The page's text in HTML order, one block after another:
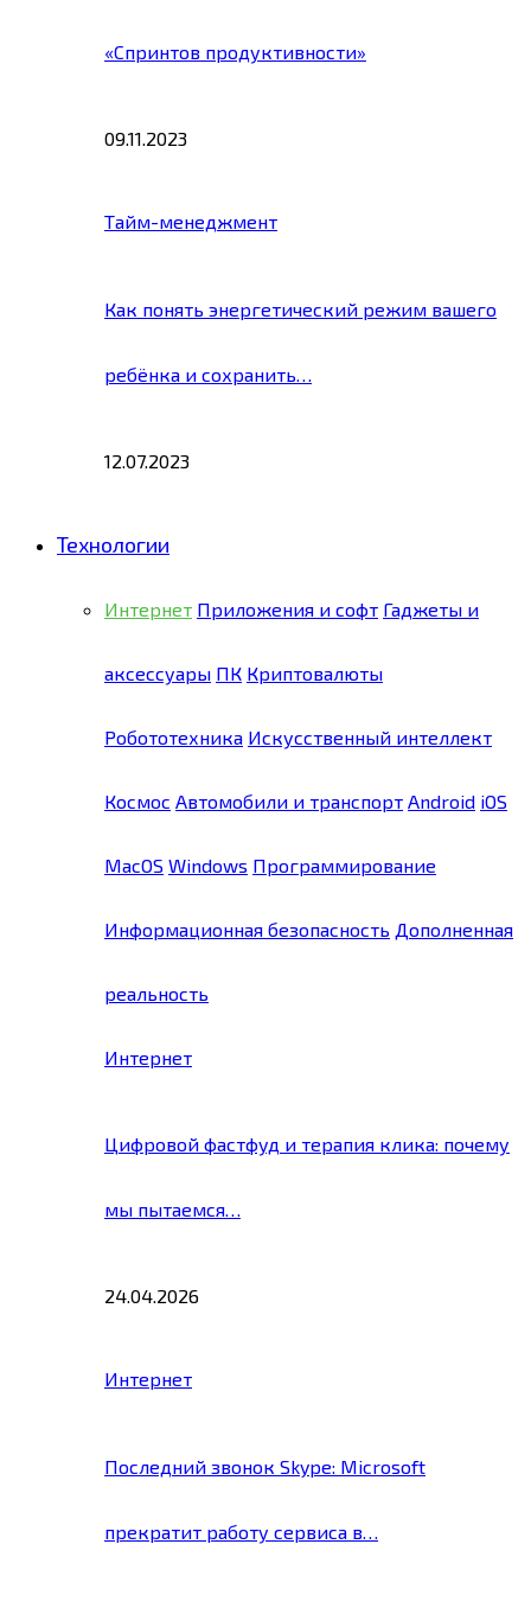
«Спринтов продуктивности»
09.11.2023
Тайм-менеджмент
Как понять энергетический режим вашего
ребёнка и сохранить…
12.07.2023
Технологии
Интернет Приложения и софт Гаджеты и
аксессуары ПК Криптовалюты
Робототехника Искусственный интеллект
Космос Автомобили и транспорт Android iOS
MacOS Windows Программирование
Информационная безопасность Дополненная
реальность
Интернет
Цифровой фастфуд и терапия клика: почему
мы пытаемся…
24.04.2026
Интернет
Последний звонок Skype: Microsoft
прекратит работу сервиса в…